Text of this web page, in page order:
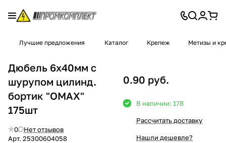
Лучшие предложения Каталог Крепеж Метизы и
Дюбель 6x40мм с
шурупом цилинд.
бортик "OMAX"
175шт
0
Нет отзывов
Арт. 25300604058
0.90 руб.
В наличии: 178
Рассчитать доставку
Нашли дешевле?